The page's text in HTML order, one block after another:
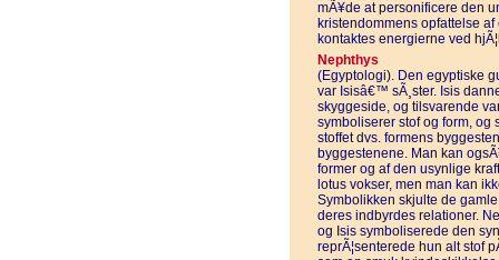
mÃ¥de at personificere den
kristendommens opfattelse
kontaktes energierne ved
Nephthys
(Egyptologi). Den egyptiske
var Isisâ€™ sÃ¸ster. Isis
skyggeside, og tilsvarende
symboliserer stof og form, og
stoffet dvs. formens
byggestenene. Man kan
former og af den usynlige
lotus vokser, men man kan
Symbolikken skjulte de
deres indbyrdes relationer.
og Isis symboliserede den
reprÃ¦senterede hun alt stof